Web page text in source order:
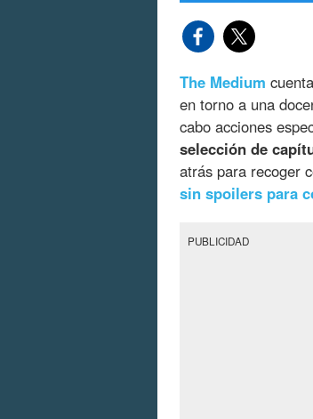
The Medium
en torno a una
cabo acciones
selección de
atrás para recoger
sin spoilers para
PUBLICIDAD